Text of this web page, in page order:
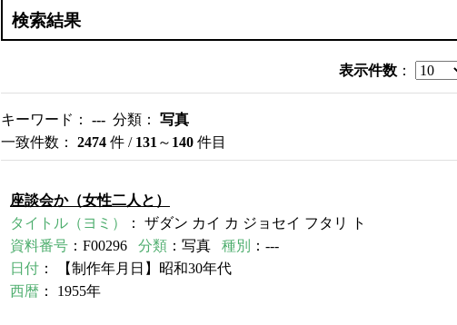
検索結果
表示件数 ：
キーワード： --- 分類： 写真
一致件数： 2474 件 / 131 ～ 140 件目
座談会か（女性二人と）
タイトル（ヨミ）
： ザダン カイ カ ジョセイ フタリ ト
資料番号 ：F00296 分類 ：写真 種別
：---
日付 ： 【制作年月日】昭和30年代
西暦 ： 1955年